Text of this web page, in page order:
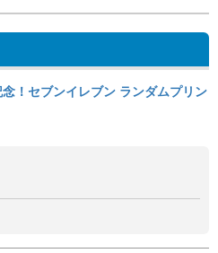
！セブンイレブン ランダムプリン